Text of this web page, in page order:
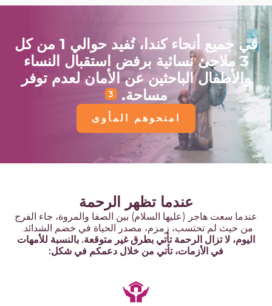
في جميع أنحاء كندا، تُفيد حوالي 1 من كل
3 ملاجئ نسائية برفض استقبال النساء
والأطفال الباحثين عن الأمان لعدم توفر
مساحة. 3
امنحوهم المأوى
عندما تظهر الرحمة
عندما سعت هاجر (عليها السلام) بين الصفا والمروة، جاء الفرج
من حيث لم تحتسب، زمزم، مصدر الحياة في خضم الشدائد.
اليوم، لا تزال الرحمة تأتي بطرق غير متوقعة. بالنسبة للأمهات
في الأزمات، تأتي من خلال دعمكم في شكل: